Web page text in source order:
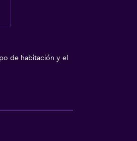
de habitación y el